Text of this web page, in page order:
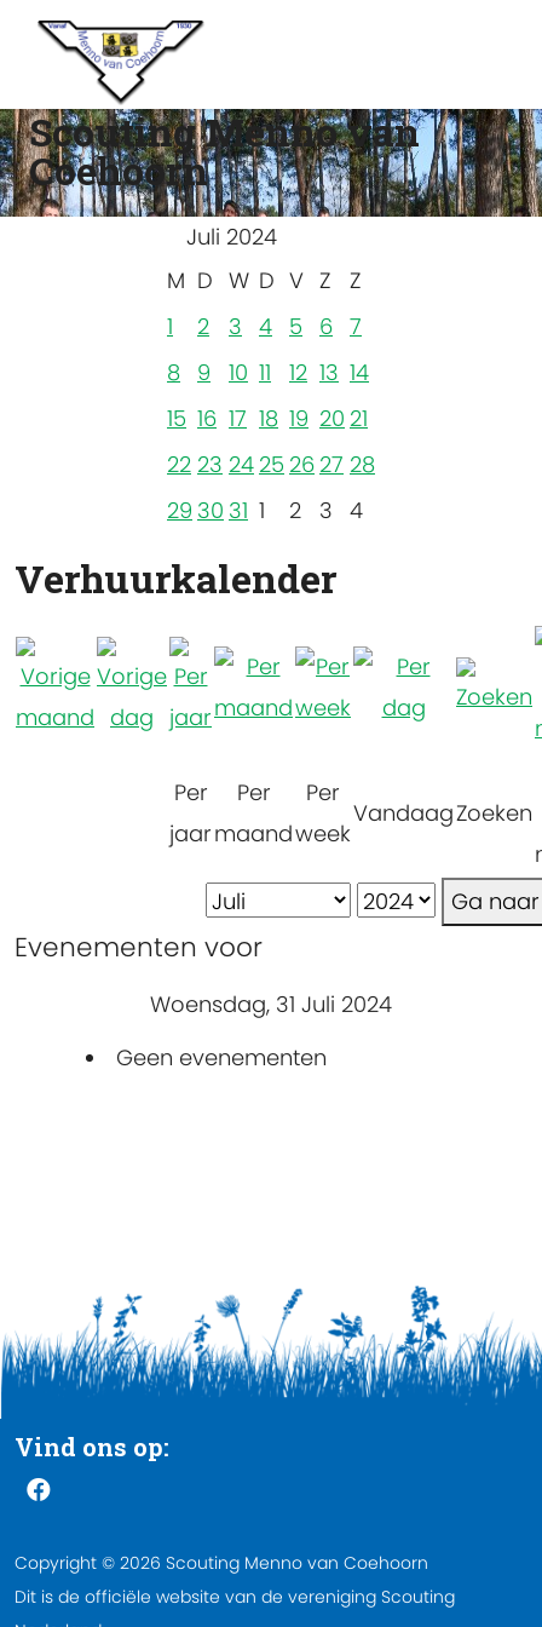
Scouting Menno van
Coehoorn
Juli 2024
M D W D V Z
Z
1
2 3 4 5 6 7
8 9 10 11 12 13 14
15 16 17 18 19 20 21
22 23 24 25 26 27 28
29 30 31 1 2 3 4
Verhuurkalender
Per
jaar
Per
maand
Per
week
VandaagZoeken
Ga
Evenementen voor
Woensdag, 31 Juli 2024
Geen evenementen
Vind ons op:
Copyright © 2026 Scouting Menno van Coehoorn
Dit is de officiële website van de vereniging Scouting